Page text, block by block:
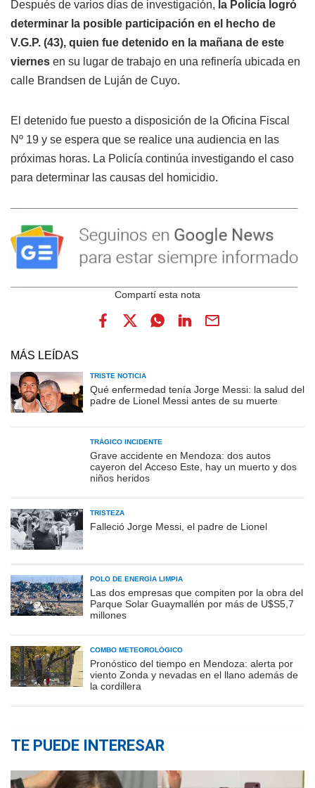
Después de varios días de investigación, la Policía logró
determinar la posible participación en el hecho de
V.G.P. (43), quien fue detenido en la mañana de este
viernes en su lugar de trabajo en una refinería ubicada en
calle Brandsen de Luján de Cuyo.
El detenido fue puesto a disposición de la Oficina Fiscal
Nº 19 y se espera que se realice una audiencia en las
próximas horas. La Policía continúa investigando el caso
para determinar las causas del homicidio.
MÁS LEÍDAS
TRISTE NOTICIA
Qué enfermedad tenía Jorge Messi: la salud del
padre de Lionel Messi antes de su muerte
TRÁGICO INCIDENTE
Grave accidente en Mendoza: dos autos
cayeron del Acceso Este, hay un muerto y dos
niños heridos
TRISTEZA
Falleció Jorge Messi, el padre de Lionel
POLO DE ENERGÍA LIMPIA
Las dos empresas que compiten por la obra del
Parque Solar Guaymallén por más de U$S5,7
millones
COMBO METEOROLÓGICO
Pronóstico del tiempo en Mendoza: alerta por
viento Zonda y nevadas en el llano además de
la cordillera
TE PUEDE INTERESAR